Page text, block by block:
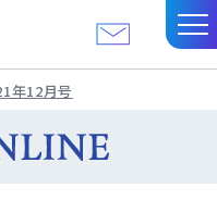
年12月号